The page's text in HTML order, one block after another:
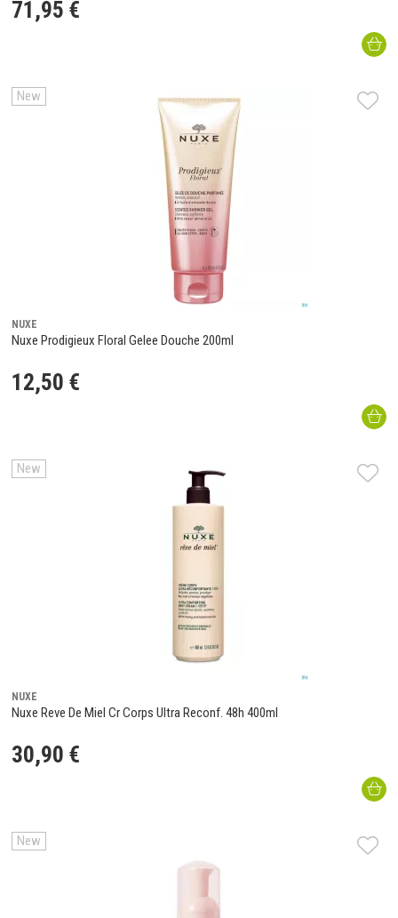
71 ,95 €
New
NUXE
Nuxe Prodigieux Floral Gelee Douche 200ml
12,50 €
New
NUXE
Nuxe Reve De Miel Cr Corps Ultra Reconf. 48h 400ml
30,90 €
New